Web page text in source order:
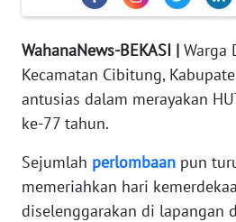
WahanaNews-BEKASI | Warga
Kecamatan Cibitung,
antusias dalam merayakan
ke-77 tahun.
Sejumlah perlombaan pun
memeriahkan hari
diselenggarakan di lapangan
KAMI
PEDOMAN
MEDIA
REDAKSI